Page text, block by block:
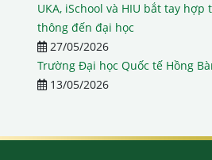
UKA, iSchool và HIU bắt tay
thông đến đại học
27/05/2026
Trường Đại học Quốc tế Hồng
13/05/2026